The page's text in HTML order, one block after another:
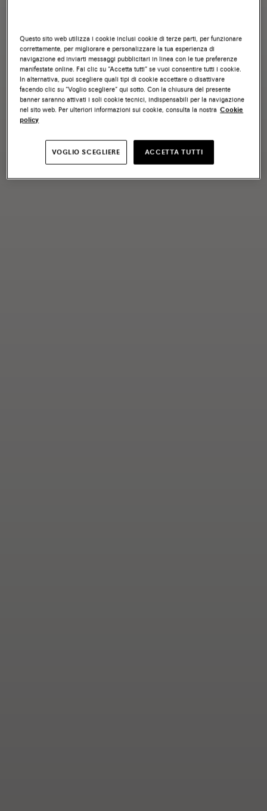
Questo sito web utilizza i cookie inclusi cookie di terze parti, per funzionare
correttamente, per migliorare e personalizzare la tua esperienza di
navigazione ed inviarti messaggi pubblicitari in linea con le tue preferenze
manifestate online. Fai clic su “Accetta tutti” se vuoi consentire tutti i cookie.
In alternativa, puoi scegliere quali tipi di cookie accettare o disattivare
facendo clic su “Voglio scegliere” qui sotto. Con la chiusura del presente
banner saranno attivati i soli cookie tecnici, indispensabili per la navigazione
nel sito web. Per ulteriori informazioni sui cookie, consulta la nostra Cookie
policy
VOGLIO SCEGLIERE ACCETTA TUTTI